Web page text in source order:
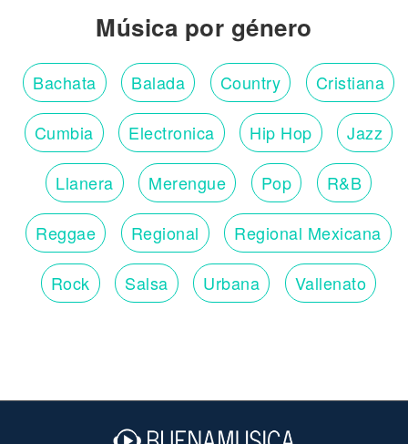
Música por género
Bachata Balada Country Cristiana
Cumbia Electronica Hip Hop Jazz
Llanera Merengue Pop R&B
Reggae Regional Regional Mexicana
Rock Salsa Urbana Vallenato